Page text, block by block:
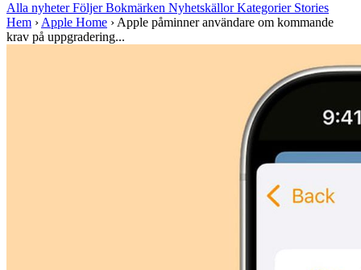
Alla nyheterFöljerBokmärken NyhetskällorKategorier Stories
Hem › Apple Home › Apple påminner användare om kommande
krav på uppgradering...